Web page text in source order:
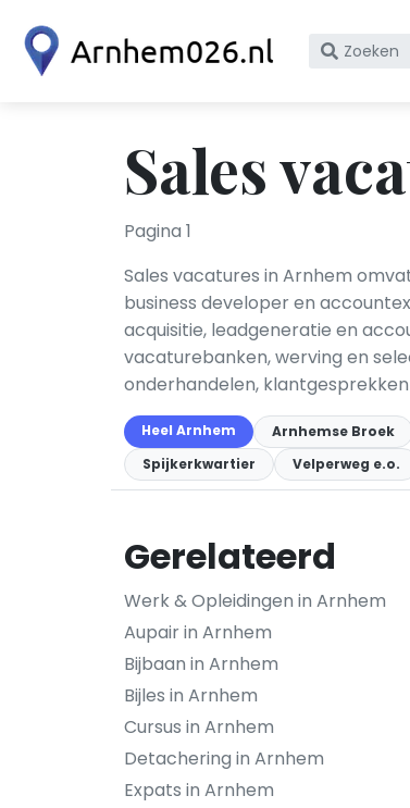
Zoek
KvK
Sales
Pagina 1
Sales vacatures in Arnhem
business developer en
acquisitie, leadgeneratie en
vacaturebanken, werving en
onderhandelen,
Heel Arnhem Arnhemse Broek
Spijkerkwartier
Velperweg e.o.
Gerelateerd
Werk & Opleidingen in Arnhem
Aupair in Arnhem
Bijbaan in Arnhem
Bijles in Arnhem
Cursus in Arnhem
Detachering in Arnhem
Expats in Arnhem